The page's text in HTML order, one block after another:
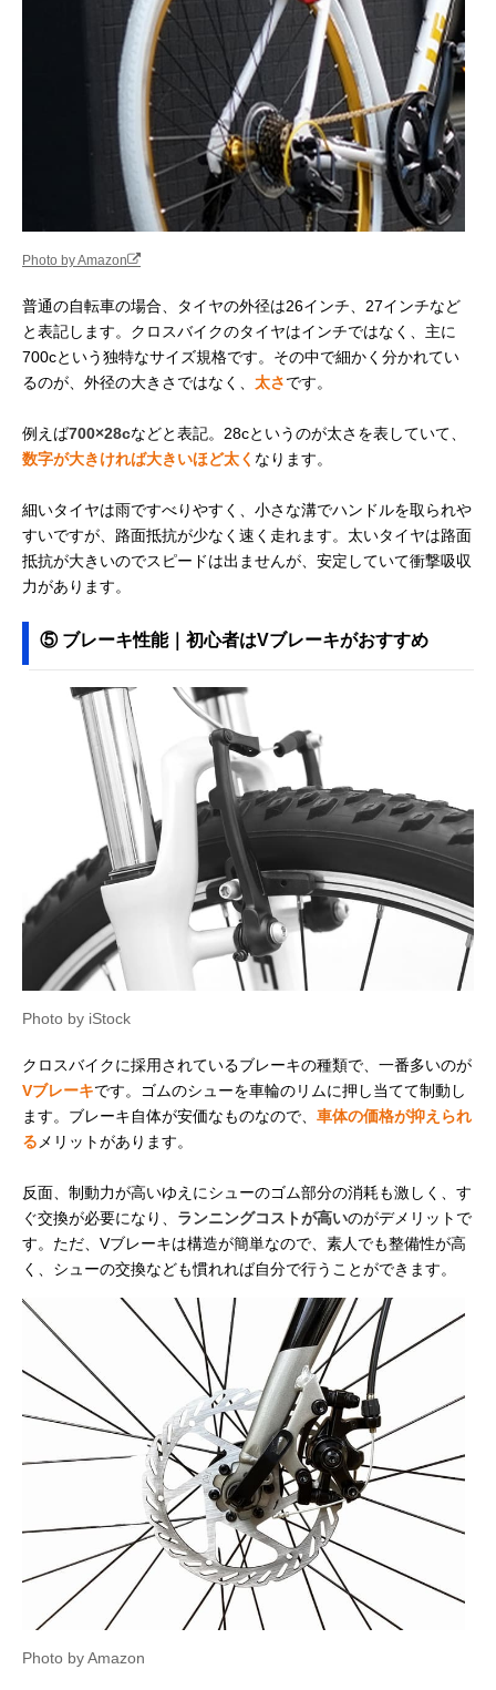
Photo by Amazon
普通の自転車の場合、タイヤの外径は26インチ、27インチなど
と表記します。クロスバイクのタイヤはインチではなく、主に
700cという独特なサイズ規格です。その中で細かく分かれてい
るのが、外径の大きさではなく、 太さです。
例えば700×28cなどと表記。28cというのが太さを表していて、
数字が大きければ大きいほど太く なります。
細いタイヤは雨ですべりやすく、小さな溝でハンドルを取られや
すいですが、路面抵抗が少なく速く走れます。太いタイヤは路面
抵抗が大きいのでスピードは出ませんが、安定していて衝撃吸収
力があります。
⑤ ブレーキ性能｜初心者はVブレーキがおすすめ
Photo by iStock
クロスバイクに採用されているブレーキの種類で、一番多いのが
Vブレーキです。ゴムのシューを車輪のリムに押し当てて制動し
ます。ブレーキ自体が安価なものなので、 車体の価格が抑えられ
る メリットがあります。
反面、制動力が高いゆえにシューのゴム部分の消耗も激しく、す
ぐ交換が必要になり、 ランニングコストが高いのがデメリットで
す。ただ、Vブレーキは構造が簡単なので、素人でも整備性が高
く、シューの交換なども慣れれば自分で行うことができます。
Photo by Amazon